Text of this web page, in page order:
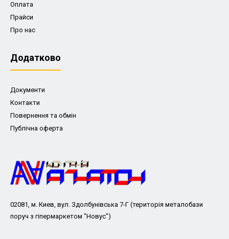
Оплата
Прайси
Про нас
Додатково
Документи
Контакти
Повернення та обмін
Публічна оферта
02081, м. Киев, вул. Здолбунівська 7-Г (територія металобази
поруч з гіпермаркетом "Новус")